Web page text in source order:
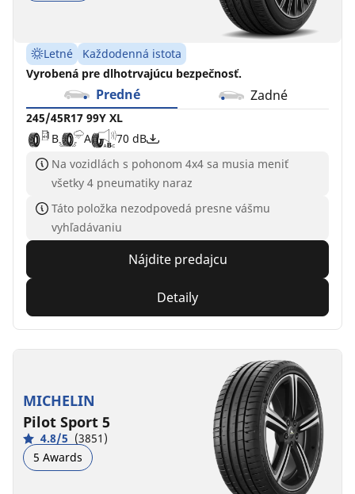
Letné
Každodenná istota
Vyrobená pre dlhotrvajúcu bezpečnosť.
Predné Zadné
245/45R17 99Y XL
B
A
70 dB
Na vozidlách s pohonom 4x4 sa musia meniť
všetky 4 pneumatiky naraz
Táto položka nezodpovedá presne vášmu
vyhľadávaniu
Nájdite predajcu
Detaily
MICHELIN
Pilot Sport 5
4.8/5 (3851)
5 Awards